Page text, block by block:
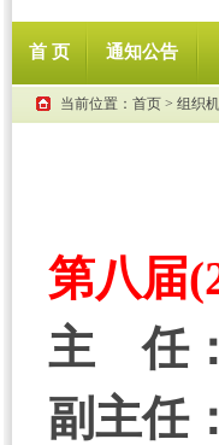
首 页 通知公告
当前位置： 首页 > 组织
第八届
主 任：
副主任：